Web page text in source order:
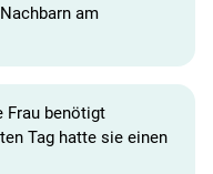
am
Frau benötigt
Tag hatte sie einen